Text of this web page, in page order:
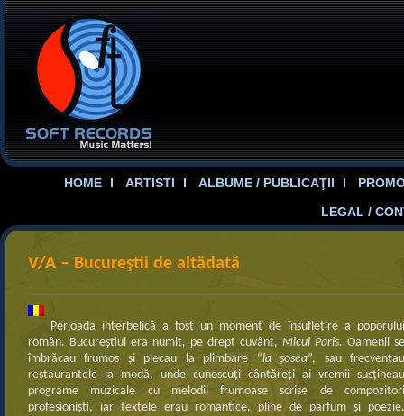
HOME ARTISTI ALBUME / PUBLICAŢII
LEGAL /
V/A – Bucureştii de altădată
Perioada interbelică a fost un moment de însufleţire a poporului
român. Bucureştiul era numit, pe drept cuvânt, Micul Paris. Oamenii se
îmbrăcau frumos şi plecau la plimbare “la şosea”, sau
restaurantele la modă, unde cunoscuţi cântăreţi ai vremii susţineau
programe muzicale cu melodii frumoase scrise de compozitori
profesionişti, iar textele erau romantice, pline de parfum şi poezie.